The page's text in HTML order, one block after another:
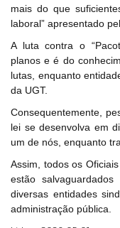
mais do que
laboral” apresentado
A luta contra o
planos e é do
lutas, enquanto
da UGT.
Consequentemente,
lei se desenvolva em
um de nós, enquanto
Assim, todos os
estão
diversas entidades
administração pública.